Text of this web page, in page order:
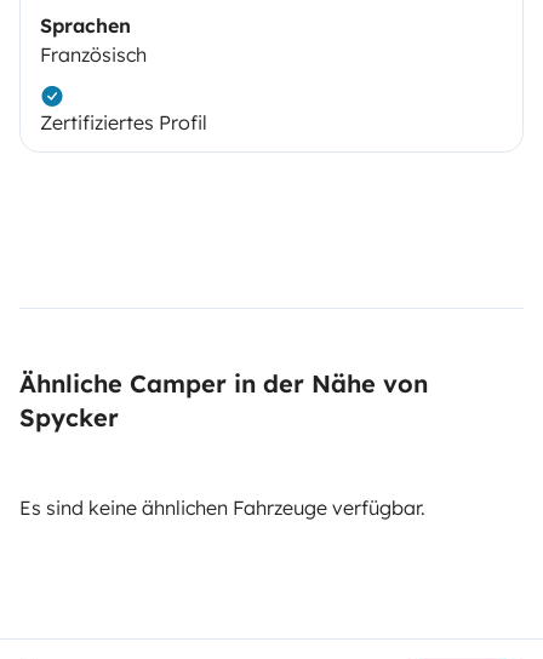
Sprachen
Französisch
Zertifiziertes Profil
Ähnliche Camper in der Nähe von
Spycker
Es sind keine ähnlichen Fahrzeuge verfügbar.